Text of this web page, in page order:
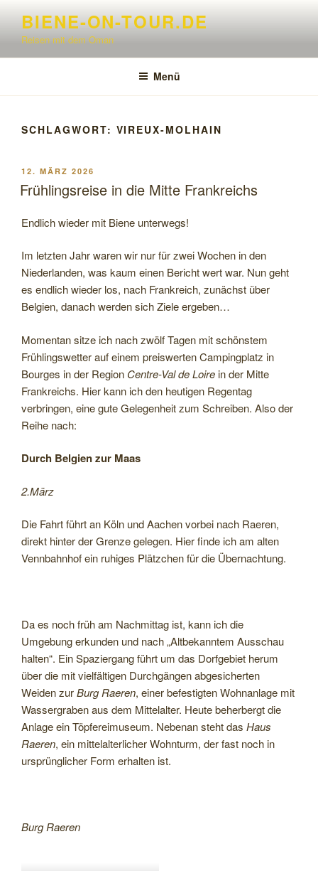
springen
BIENE-ON-TOUR.DE
Reisen mit dem Oman
Menü
SCHLAGWORT: VIREUX-MOLHAIN
VERÖFFENTLICHT
AM
12. MÄRZ 2026
Frühlingsreise in die Mitte Frankreichs
Endlich wieder mit Biene unterwegs!
Im letzten Jahr waren wir nur für zwei Wochen in den
Niederlanden, was kaum einen Bericht wert war. Nun geht
es endlich wieder los, nach Frankreich, zunächst über
Belgien, danach werden sich Ziele ergeben…
Momentan sitze ich nach zwölf Tagen mit schönstem
Frühlingswetter auf einem preiswerten Campingplatz in
Bourges in der Region Centre-Val de Loirein der Mitte
Frankreichs. Hier kann ich den heutigen Regentag
verbringen, eine gute Gelegenheit zum Schreiben. Also der
Reihe nach:
Durch Belgienzur Maas
2.März
Die Fahrt führt an Köln und Aachen vorbei nach Raeren,
direkt hinter der Grenze gelegen. Hier finde ich am alten
Vennbahnhof ein ruhiges Plätzchen für die Übernachtung.
Da es noch früh am Nachmittag ist, kann ich die
Umgebung erkunden und nach „Altbekanntem Ausschau
halten“. Ein Spaziergang führt um das Dorfgebiet herum
über die mit vielfältigen Durchgängen abgesicherten
Weiden zurBurg Raeren, einer befestigten Wohnanlage mit
Wassergraben aus dem Mittelalter. Heute beherbergt die
Anlage ein Töpfereimuseum. Nebenan steht das Haus
Raeren, ein mittelalterlicher Wohnturm, der fast noch in
ursprünglicher Form erhalten ist.
Burg Raeren